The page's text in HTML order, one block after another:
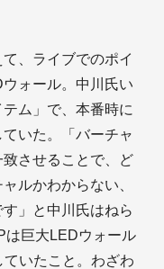
、ライブでのポイ
ォール。中川氏い
ム」で、本番時に
いた。「バーチャ
させることで、ど
ルかわからない、
」と中川氏はねら
は巨大LEDウォール
いたこと。わざわ